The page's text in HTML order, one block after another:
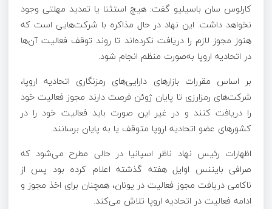
کارلوس سان باسیلیو گفت: هیچ استثنا یا تمدید مهلتی وجود
نخواهد داشت. این نهاد در حال مذاکره با شرکت‌هایی است که
هنوز مجوز لازم را دریافت نکرده‌اند تا روند توقف فعالیت آن‌ها
در اتحادیه اروپا به‌صورت منظم انجام شود.
بر اساس مقررات بازارهای دارایی‌های رمزنگاری اتحادیه اروپا،
شرکت‌های رمزارزی تا پایان ژوئن فرصت دارند مجوز فعالیت خود
را دریافت کنند و در غیر این صورت باید فعالیت خود را در
کشورهای عضو اتحادیه اروپا متوقف یا به پایان برسانند.
اظهارات رئیس نهاد ناظر اسپانیا در حالی مطرح می‌شود که
صرافی بایننس اوایل هفته گذشته اعلام کرده بود پس از
ناکامی دریافت مجوز فعالیت در یونان، همچنان برای اخذ مجوز و
ادامه فعالیت در اتحادیه اروپا تلاش می‌کند.